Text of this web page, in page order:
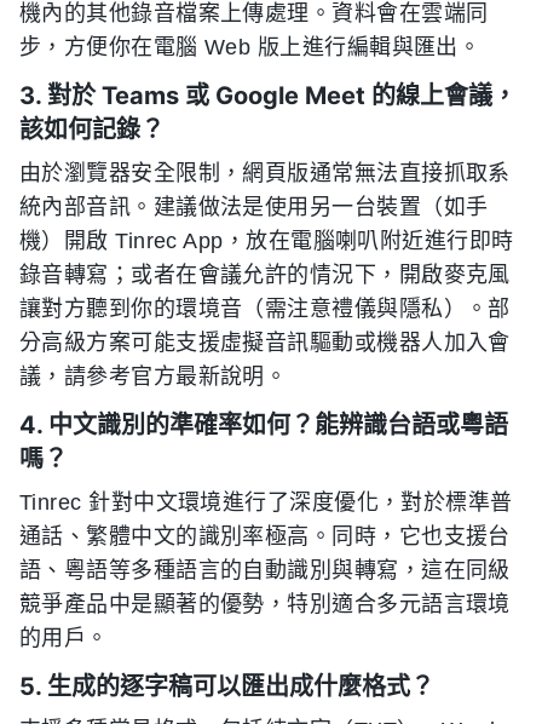
機內的其他錄音檔案上傳處理。資料會在雲端同
步，方便你在電腦 Web 版上進行編輯與匯出。
3. 對於 Teams 或 Google Meet 的線上會議，
該如何記錄？
由於瀏覽器安全限制，網頁版通常無法直接抓取系
統內部音訊。建議做法是使用另一台裝置（如手
機）開啟 Tinrec App，放在電腦喇叭附近進行即時
錄音轉寫；或者在會議允許的情況下，開啟麥克風
讓對方聽到你的環境音（需注意禮儀與隱私）。部
分高級方案可能支援虛擬音訊驅動或機器人加入會
議，請參考官方最新說明。
4. 中文識別的準確率如何？能辨識台語或粵語
嗎？
Tinrec 針對中文環境進行了深度優化，對於標準普
通話、繁體中文的識別率極高。同時，它也支援台
語、粵語等多種語言的自動識別與轉寫，這在同級
競爭產品中是顯著的優勢，特別適合多元語言環境
的用戶。
5. 生成的逐字稿可以匯出成什麼格式？